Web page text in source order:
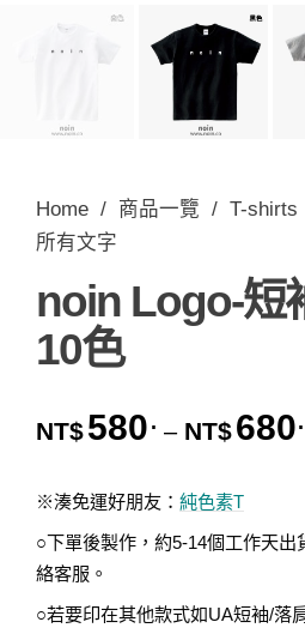
Home / 商品一覽 / T-shirts
所有文字
noin Logo-短
10色
NT$580 . – NT$680.
※湊免運好朋友： 純色素T
○下單後製作，約5-14個工作天
絡客服。
○若要印在其他款式如UA短袖/落